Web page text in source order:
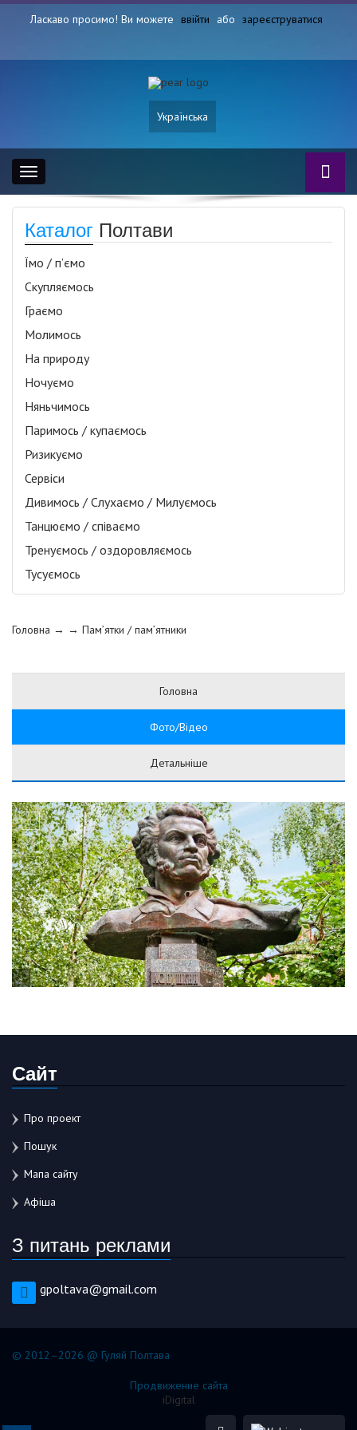
Ласкаво просимо! Ви можете ввійти або зареєструватися
Українська
Toggle
navigation
Каталог Полтави
Їмо / п’ємо
Скупляємось
Граємо
Молимось
На природу
Ночуємо
Няньчимось
Паримось / купаємось
Ризикуємо
Сервіси
Дивимось / Слухаємо / Милуємось
Танцюємо / співаємо
Тренуємось / оздоровляємось
Тусуємось
Головна → → Пам’ятки / пам’ятники
Головна
Фото/Відео
Детальніше
Сайт
Про проект
Пошук
Мапа сайту
Афіша
З питань реклами
gpoltava@gmail.com
© 2012–2026 @ Гуляй Полтава
Продвижение сайта
iDigital